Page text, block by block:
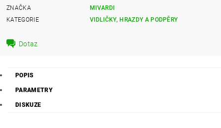
ZNAČKA
MIVARDI
KATEGORIE
VIDLIČKY, HRAZDY A PODPĚRY
Dotaz
POPIS
PARAMETRY
DISKUZE